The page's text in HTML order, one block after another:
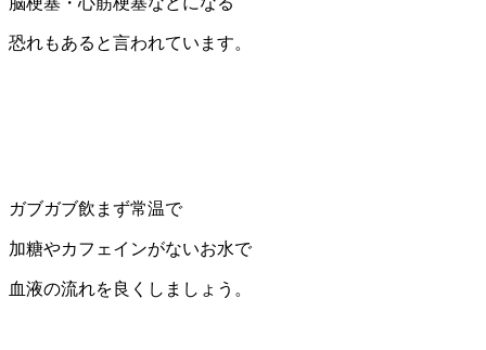
恐れもあると言われています。
ガブガブ飲まず常温で
加糖やカフェインがないお水で
血液の流れを良くしましょう。